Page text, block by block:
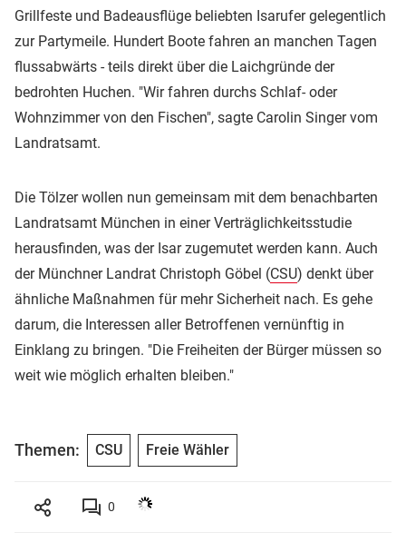
Grillfeste und Badeausflüge beliebten Isarufer gelegentlich
zur Partymeile. Hundert Boote fahren an manchen Tagen
flussabwärts - teils direkt über die Laichgründe der
bedrohten Huchen. "Wir fahren durchs Schlaf- oder
Wohnzimmer von den Fischen", sagte Carolin Singer vom
Landratsamt.
Die Tölzer wollen nun gemeinsam mit dem benachbarten
Landratsamt München in einer Verträglichkeitsstudie
herausfinden, was der Isar zugemutet werden kann. Auch
der Münchner Landrat Christoph Göbel (CSU) denkt über
ähnliche Maßnahmen für mehr Sicherheit nach. Es gehe
darum, die Interessen aller Betroffenen vernünftig in
Einklang zu bringen. "Die Freiheiten der Bürger müssen so
weit wie möglich erhalten bleiben."
Themen: CSU Freie Wähler
0